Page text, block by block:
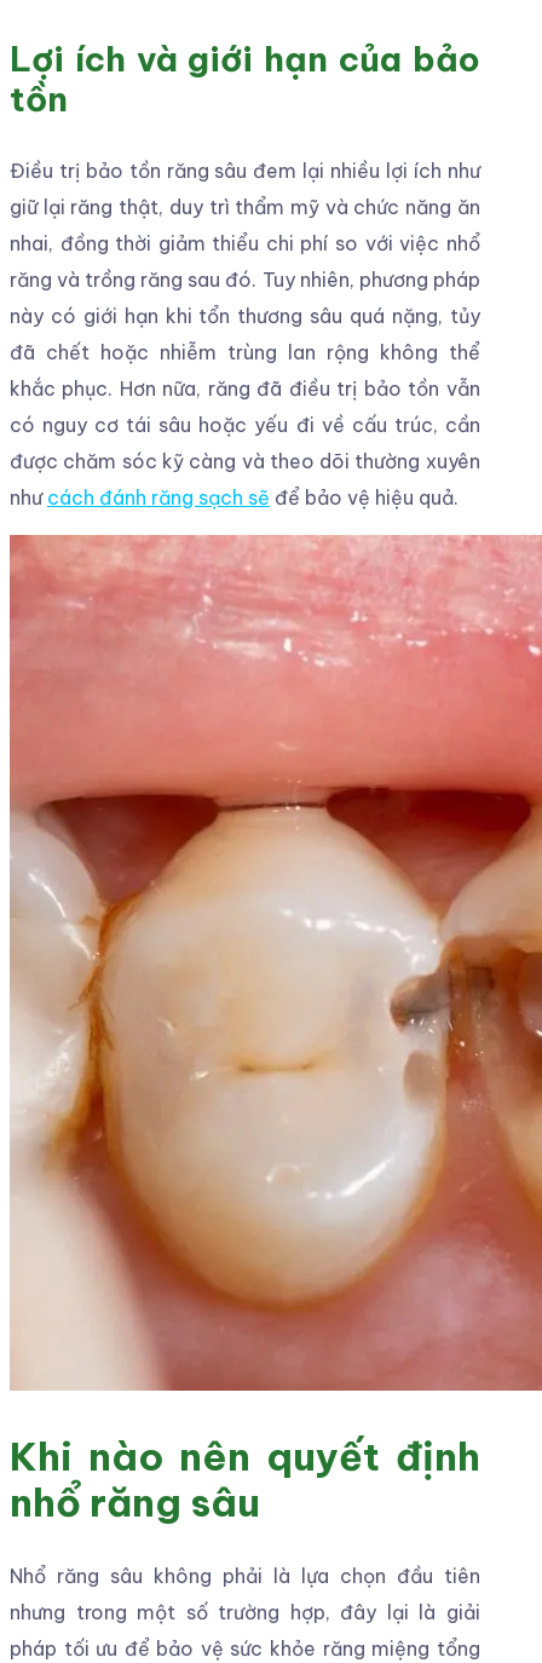
Lợi ích và giới hạn của bảo
tồn
Điều trị bảo tồn răng sâu đem lại nhiều lợi ích như
giữ lại răng thật, duy trì thẩm mỹ và chức năng ăn
nhai, đồng thời giảm thiểu chi phí so với việc nhổ
răng và trồng răng sau đó. Tuy nhiên, phương pháp
này có giới hạn khi tổn thương sâu quá nặng, tủy
đã chết hoặc nhiễm trùng lan rộng không thể
khắc phục. Hơn nữa, răng đã điều trị bảo tồn vẫn
có nguy cơ tái sâu hoặc yếu đi về cấu trúc, cần
được chăm sóc kỹ càng và theo dõi thường xuyên
như cách đánh răng sạch sẽ để bảo vệ hiệu quả.
Khi nào nên quyết định
nhổ răng sâu
Nhổ răng sâu không phải là lựa chọn đầu tiên
nhưng trong một số trường hợp, đây lại là giải
pháp tối ưu để bảo vệ sức khỏe răng miệng tổng